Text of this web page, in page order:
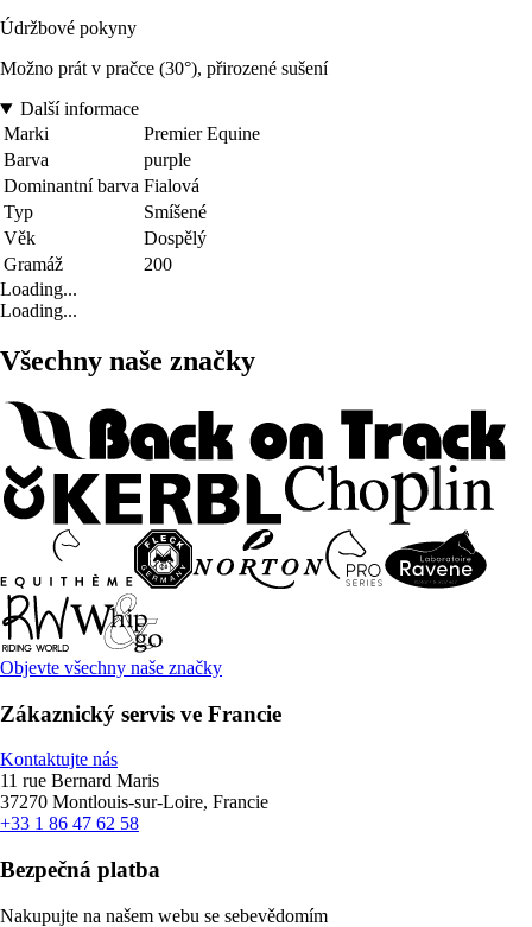
Údržbové pokyny
Možno prát v pračce (30°), přirozené sušení
Další informace
Marki
Premier Equine
Barva
purple
Dominantní barva Fialová
Typ
Smíšené
Věk
Dospělý
Gramáž
200
Loading...
Loading...
Všechny naše značky
Objevte všechny naše značky
Zákaznický servis ve Francie
Kontaktujte nás
11 rue Bernard Maris
37270 Montlouis-sur-Loire, Francie
+33 1 86 47 62 58
Bezpečná platba
Nakupujte na našem webu se sebevědomím